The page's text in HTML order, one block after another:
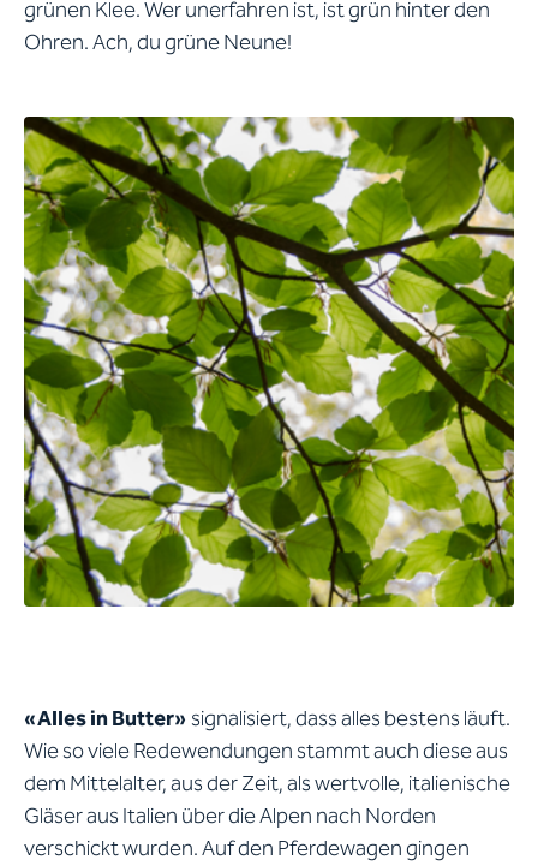
grünen Klee. Wer unerfahren ist, ist grün hinter den
Ohren. Ach, du grüne Neune!
«Alles in Butter» signalisiert, dass alles bestens läuft.
Wie so viele Redewendungen stammt auch diese aus
dem Mittelalter, aus der Zeit, als wertvolle, italienische
Gläser aus Italien über die Alpen nach Norden
verschickt wurden. Auf den Pferdewagen gingen